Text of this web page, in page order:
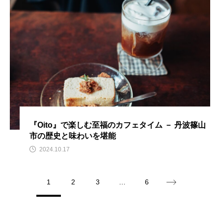
『Oito』で楽しむ至福のカフェタイム － 丹波篠山
市の歴史と味わいを堪能
2024.10.17
1 2 3 6